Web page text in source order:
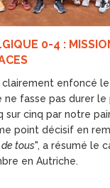
0-4 :
clairement enfoncé
fasse pas durer le
sur cinq par notre
point décisif en
de tous", a résumé le
en Autriche.